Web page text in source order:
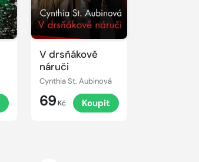
V drsňákově
náruči
Cynthia St. Aubinová
69 Kč Koupit